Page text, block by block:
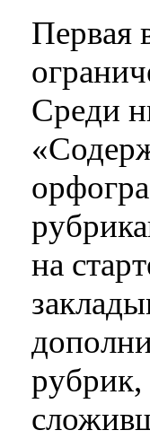
Первая
Среди
на
рубрик,